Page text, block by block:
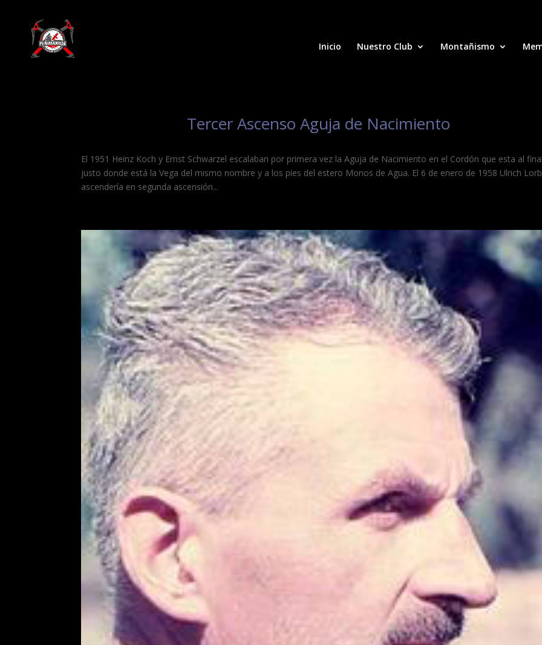
Inicio Nuestro Club Montañismo
Tercer Ascenso Aguja de Nacimiento
El 1951 Heinz Koch y Ernst Schwarzel escalaban por primera vez la Aguja de Nacimiento en el Cordón que esta al
justo donde está la Vega del mismo nombre y a los pies del estero Monos de Agua. El 6 de enero de 1958 Ulrich
ascendería en segunda ascensión...